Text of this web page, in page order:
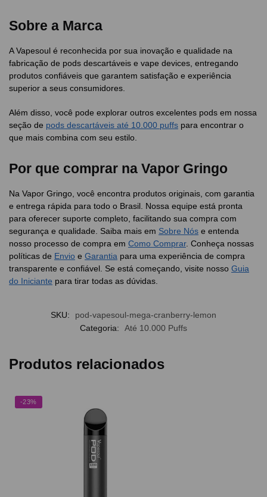
Sobre a Marca
A Vapesoul é reconhecida por sua inovação e qualidade na
fabricação de pods descartáveis e vape devices, entregando
produtos confiáveis que garantem satisfação e experiência
superior a seus consumidores.
Além disso, você pode explorar outros excelentes pods em nossa
seção de pods descartáveis até 10.000 puffs para encontrar o
que mais combina com seu estilo.
Por que comprar na Vapor Gringo
Na Vapor Gringo, você encontra produtos originais, com garantia
e entrega rápida para todo o Brasil. Nossa equipe está pronta
para oferecer suporte completo, facilitando sua compra com
segurança e qualidade. Saiba mais em Sobre Nós e entenda
nosso processo de compra em Como Comprar. Conheça nossas
políticas de Envio e Garantia para uma experiência de compra
transparente e confiável. Se está começando, visite nosso Guia
do Iniciante para tirar todas as dúvidas.
SKU:
pod-vapesoul-mega-cranberry-lemon
Categoria:
Até 10.000 Puffs
Produtos relacionados
-23%